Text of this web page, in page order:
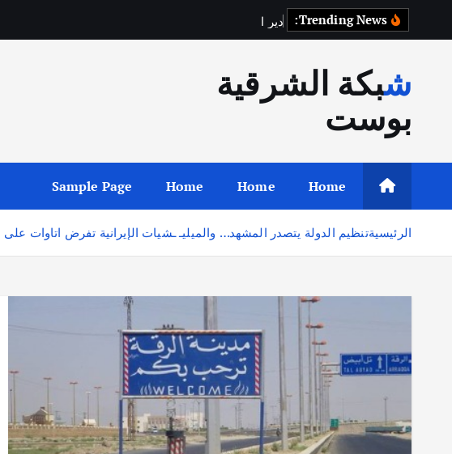
إ
ى
دير ا
شبكة الشرقية
بوست
Home
Home
Home
Sample Page
الرئيسيةتنظيم الدولة يتصدر المشهد… والميليـ ـشيات الإيرانية تفرض اتاوات على